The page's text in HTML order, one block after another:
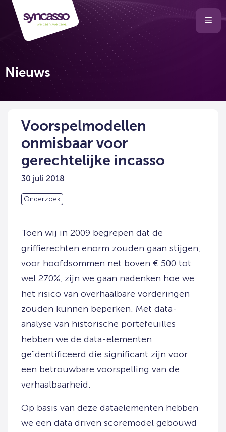
Selecteer
Nieuws
Voorspelmodellen
onmisbaar voor
gerechtelijke incasso
30 juli 2018
Onderzoek
Toen wij in 2009 begrepen dat de
griffierechten enorm zouden gaan stijgen,
voor hoofdsommen net boven € 500 tot
wel 270%, zijn we gaan nadenken hoe we
het risico van overhaalbare vorderingen
zouden kunnen beperken. Met data-
analyse van historische portefeuilles
hebben we de data-elementen
geïdentificeerd die significant zijn voor
een betrouwbare voorspelling van de
verhaalbaarheid.
Op basis van deze dataelementen hebben
we een data driven scoremodel gebouwd